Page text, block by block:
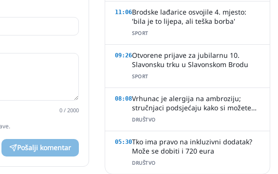
0 / 2000
Pošalji komentar
11:06Brodske lađarice osvojile 4. mjesto:
'bila je to lijepa, ali teška borba'
SPORT
09:26Otvorene prijave za jubilarnu 10.
Slavonsku trku u Slavonskom Brodu
SPORT
08:08Vrhunac je alergija na ambroziju;
stručnjaci podsjećaju kako si možete
pomoći
DRUŠTVO
05:30Tko ima pravo na inkluzivni dodatak?
Može se dobiti i 720 eura
DRUŠTVO